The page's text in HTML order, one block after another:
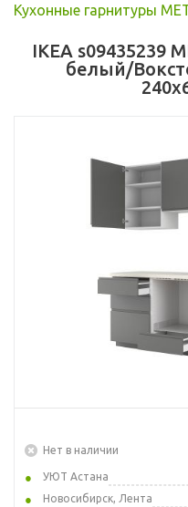
Кухонные гарнитуры
IKEA s09435239
белый/
Нет в наличии
УЮТ Астана
Новосибирск, Лента